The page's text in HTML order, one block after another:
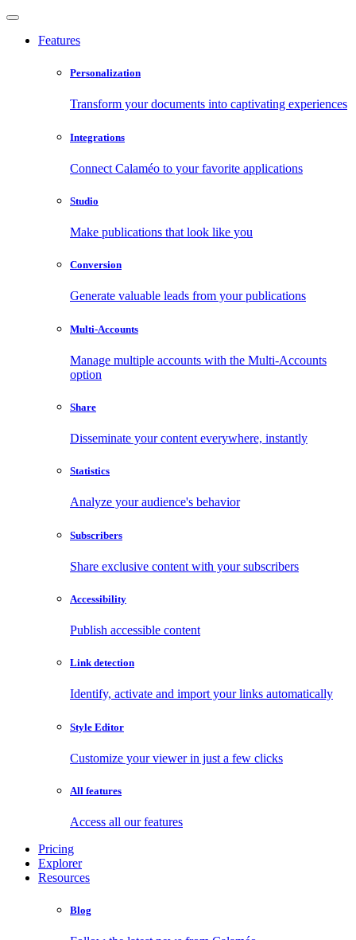
Features
Personalization
Transform your documents into captivating experiences
Integrations
Connect Calaméo to your favorite applications
Studio
Make publications that look like you
Conversion
Generate valuable leads from your publications
Multi-Accounts
Manage multiple accounts with the Multi-Accounts
option
Share
Disseminate your content everywhere, instantly
Statistics
Analyze your audience's behavior
Subscribers
Share exclusive content with your subscribers
Accessibility
Publish accessible content
Link detection
Identify, activate and import your links automatically
Style Editor
Customize your viewer in just a few clicks
All features
Access all our features
Pricing
Explorer
Resources
Blog